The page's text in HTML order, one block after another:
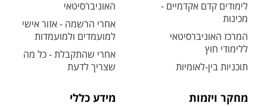
לימודים קדם אקדמיים -
מכינות
המרכז האוניברסיטאי
ללימודי חוץ
תוכניות בין-לאומיות
האוניברסיטאי
אחרי הרשמה - אזור אישי
למועמדים ולמועמדות
אחרי שהתקבלת - כל מה
שצריך לדעת
מחקר ויזמות מידע כללי